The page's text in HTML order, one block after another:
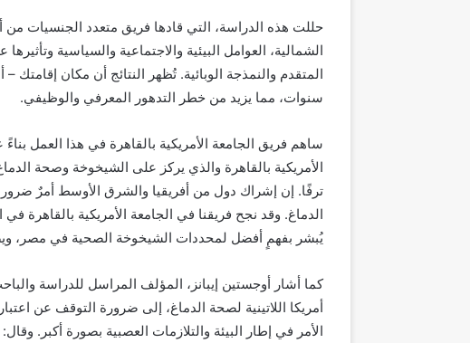
حللت هذه الدراسة، التي قادها فريق متعدد الجنسيات من
الشمالية، العوامل البيئية والاجتماعية والسياسية
المتقدم والنمذجة الوبائية. تُظهر النتائج أن مكان
سنوات، مما يزيد من خطر التدهور المعرفي والوظيفي.
ساهم فريق الجامعة الأمريكية بالقاهرة في هذا العمل
الأمريكية بالقاهرة والذي يركز على الشيخوخة وصحة
ترفًا. إن إشراك دول من أفريقيا والشرق الأوسط أمرٌ
الدماغ. وقد نجح فريقنا في الجامعة الأمريكية بالقاهرة
يُبشر بفهمٍ أفضل لمحددات الشيخوخة الصحية في مصر،
كما أشار أوجستين إيبانز ، المؤلف المراسل للدراسة
أمريكا اللاتينية لصحة الدماغ، إلى ضرورة التوقف عن
الأمر في إطار البيئة والتلازمات العصبية بصورة أكبر .